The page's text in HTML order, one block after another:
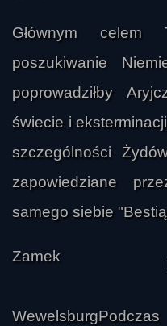
Głównym celem
poszukiwanie
poprowadziłby
świecie i
szczególności
zapowiedziane
samego siebie
Zamek